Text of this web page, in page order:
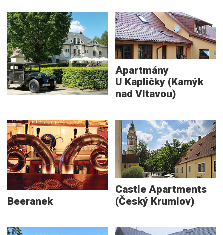
Apartmány
U Kapličky (Kamýk
nad Vltavou)
Beeranek
Castle Apartments
(Český Krumlov)